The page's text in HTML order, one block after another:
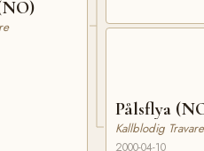
Pålsflya
Kallblodig Travare
2000-04-10